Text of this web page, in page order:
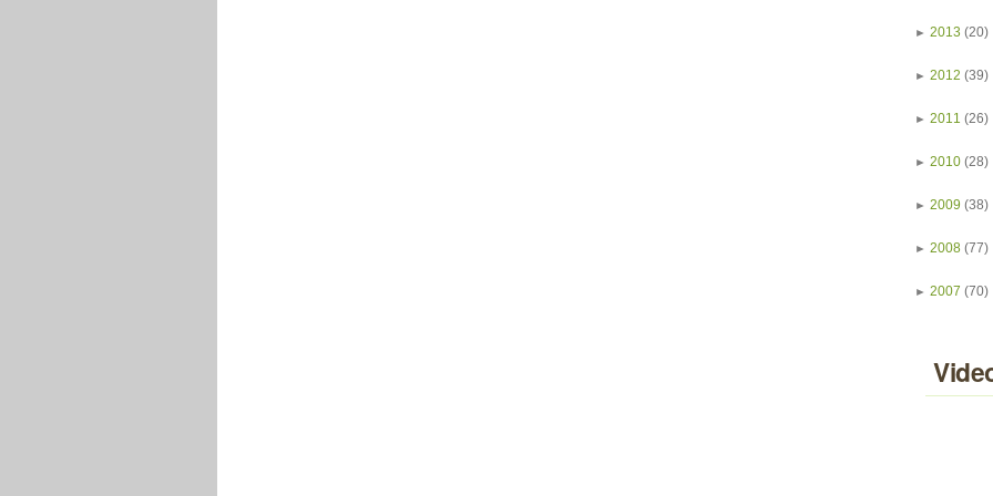
► 2013 (20)
► 2012 (39)
► 2011 (26)
► 2010 (28)
► 2009 (38)
► 2008 (77)
► 2007 (70)